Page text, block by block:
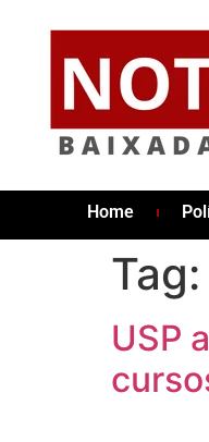
Home
Tag:
USP